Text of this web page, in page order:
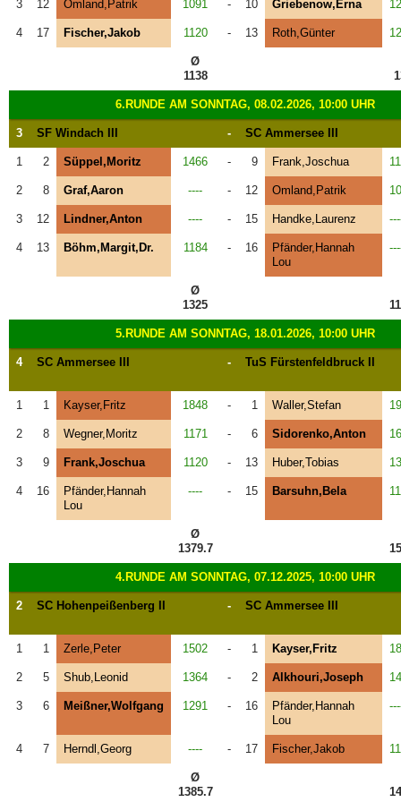
3 12 Omland,Patrik 1091 - 10 Griebenow,Erna
4 17 Fischer,Jakob 1120 - 13 Roth,Günter
Ø
1138
6.RUNDE AM SONNTAG, 08.02.2026, 10:00 UHR
3 SF Windach III - SC Ammersee III
1 2 Süppel,Moritz 1466 - 9 Frank,Joschua
2 8 Graf,Aaron ---- - 12 Omland,Patrik
3 12 Lindner,Anton ---- - 15 Handke,Laurenz
4 13 Böhm,Margit,Dr. 1184 - 16
Pfänder,Hannah
Lou
Ø
1325
5.RUNDE AM SONNTAG, 18.01.2026, 10:00 UHR
4 SC Ammersee III - TuS Fürstenfeldbruck II
1 1 Kayser,Fritz 1848 - 1 Waller,Stefan
2 8 Wegner,Moritz 1171 - 6 Sidorenko,Anton
3 9 Frank,Joschua 1120 - 13 Huber,Tobias
4 16
Pfänder,Hannah
Lou
---- - 15 Barsuhn,Bela
Ø
1379.7
4.RUNDE AM SONNTAG, 07.12.2025, 10:00 UHR
2 SC Hohenpeißenberg II - SC Ammersee III
1 1 Zerle,Peter 1502 - 1 Kayser,Fritz
2 5 Shub,Leonid 1364 - 2 Alkhouri,Joseph
3 6 Meißner,Wolfgang 1291 - 16
Pfänder,Hannah
Lou
4 7 Herndl,Georg ---- - 17 Fischer,Jakob
Ø
1385.7